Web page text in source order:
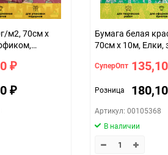
м2, 70см x
₽
₽
Бумага белая
70см x 10м, Елки,
СуперОпт 135,10
Розница 180,10
Артикул: 00105368
В наличии